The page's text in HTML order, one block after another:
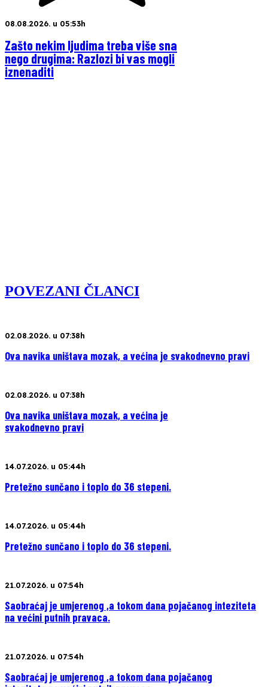
08.08.2026. u 05:53h
Zašto nekim ljudima treba više sna
nego drugima: Razlozi bi vas mogli
iznenaditi
POVEZANI ČLANCI
02.08.2026. u 07:38h
Ova navika uništava mozak, a većina je svakodnevno pravi
02.08.2026. u 07:38h
Ova navika uništava mozak, a većina je
svakodnevno pravi
14.07.2026. u 05:44h
Pretežno sunčano i toplo do 36 stepeni.
14.07.2026. u 05:44h
Pretežno sunčano i toplo do 36 stepeni.
21.07.2026. u 07:54h
Saobraćaj je umjerenog ,a tokom dana pojačanog inteziteta
na većini putnih pravaca.
21.07.2026. u 07:54h
Saobraćaj je umjerenog ,a tokom dana pojačanog